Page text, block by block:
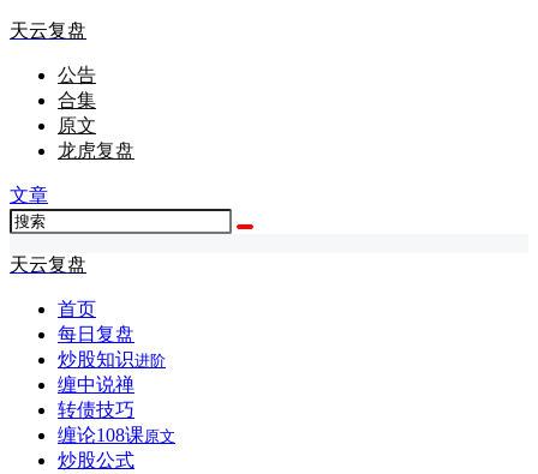
天云复盘
公告
合集
原文
龙虎复盘
文章
天云复盘
首页
每日复盘
炒股知识进阶
缠中说禅
转债技巧
缠论108课原文
炒股公式